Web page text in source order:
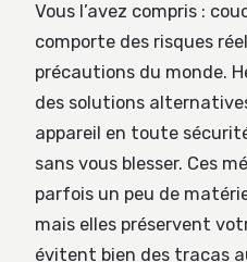
Vous l’avez compris :
comporte des risques
précautions du monde.
des solutions
appareil en toute
sans vous blesser. Ces
parfois un peu de
mais elles préservent
évitent bien des tracas